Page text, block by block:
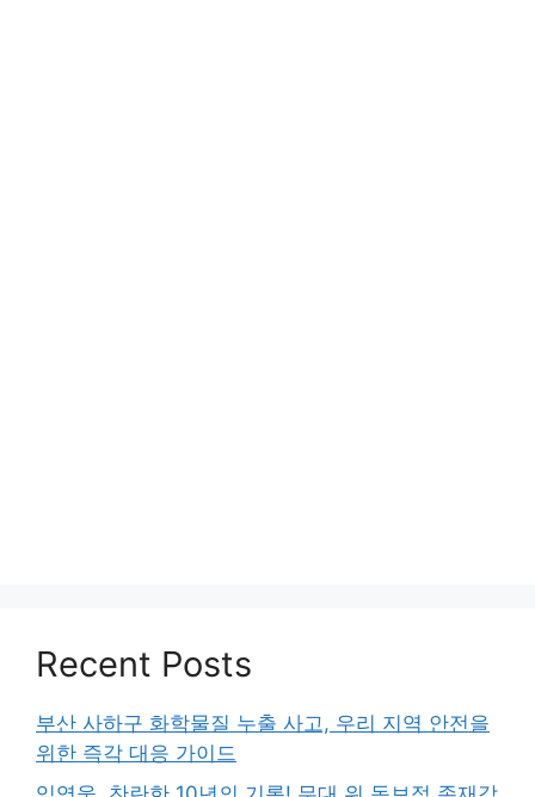
Recent Posts
부산 사하구 화학물질 누출 사고, 우리 지역 안전을
위한 즉각 대응 가이드